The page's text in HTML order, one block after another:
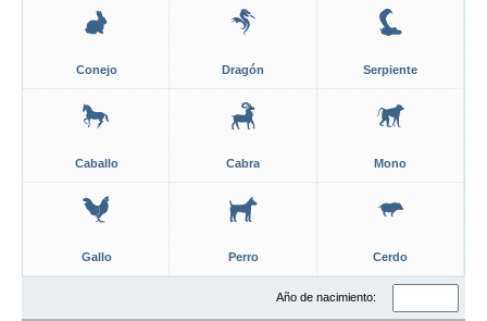
Conejo Dragón Serpiente
Caballo Cabra Mono
Gallo Perro Cerdo
Año de nacimiento: